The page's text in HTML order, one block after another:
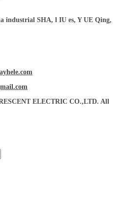
industrial SHA, l IU es, Y UE Qing,
ELECTRIC CO.,LTD. All